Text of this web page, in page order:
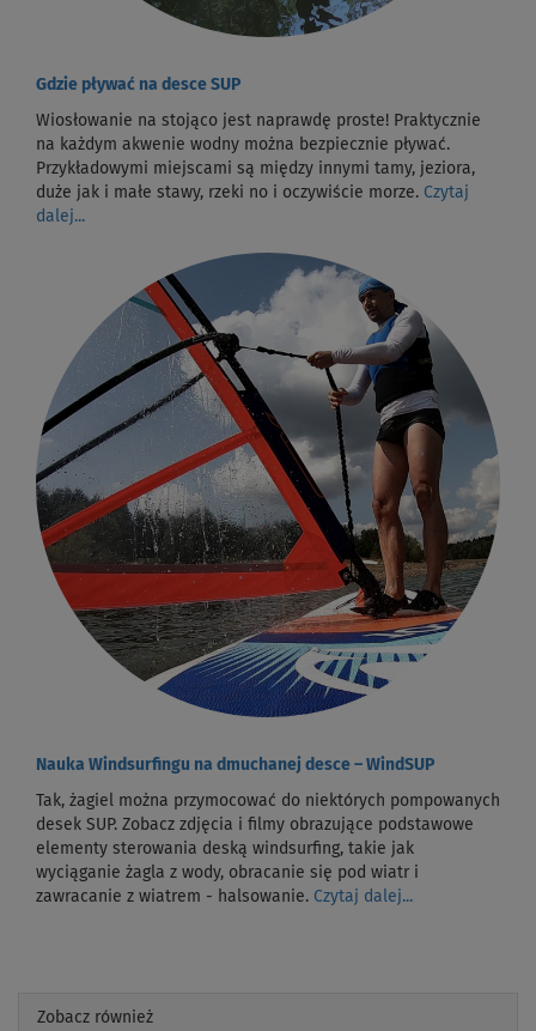
Gdzie pływać na desce SUP
Wiosłowanie na stojąco jest naprawdę proste! Praktycznie
na każdym akwenie wodny można bezpiecznie pływać.
Przykładowymi miejscami są między innymi tamy, jeziora,
duże jak i małe stawy, rzeki no i oczywiście morze. Czytaj
dalej...
Nauka Windsurfingu na dmuchanej desce – WindSUP
Tak, żagiel można przymocować do niektórych pompowanych
desek SUP. Zobacz zdjęcia i filmy obrazujące podstawowe
elementy sterowania deską windsurfing, takie jak
wyciąganie żagla z wody, obracanie się pod wiatr i
zawracanie z wiatrem - halsowanie. Czytaj dalej...
Zobacz również